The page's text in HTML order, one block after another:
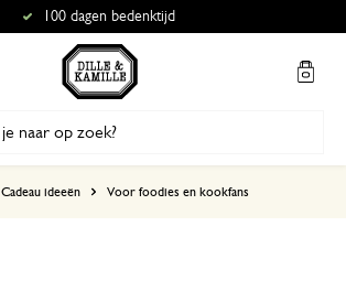
100 dagen bedenktijd
Cadeau ideeën Voor foodies en kookfans